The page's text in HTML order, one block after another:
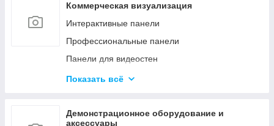
Коммерческая визуализация
Интерактивные панели
Профессиональные панели
Панели для видеостен
Интерактивные мониторы
Управление сигналом
Показать всё
Демонстрационное оборудование и
аксессуары